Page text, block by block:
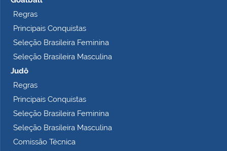
Regras
Principais Conquistas
Seleção Brasileira Feminina
Seleção Brasileira Masculina
Judô
Regras
Principais Conquistas
Seleção Brasileira Feminina
Seleção Brasileira Masculina
Comissão Técnica